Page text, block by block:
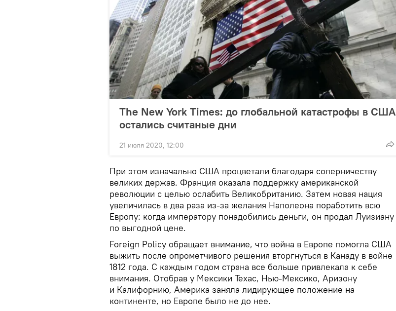
The New York Times: до глобальной катастрофы в США
остались считаные дни
21 июля 2020, 12:00
При этом изначально США процветали благодаря соперничеству
великих держав. Франция оказала поддержку американской
революции с целью ослабить Великобританию. Затем новая нация
увеличилась в два раза из-за желания Наполеона поработить всю
Европу: когда императору понадобились деньги, он продал Луизиану
по выгодной цене.
Foreign Policy обращает внимание, что война в Европе помогла США
выжить после опрометчивого решения вторгнуться в Канаду в войне
1812 года. С каждым годом страна все больше привлекала к себе
внимания. Отобрав у Мексики Техас, Нью-Мексико, Аризону
и Калифорнию, Америка заняла лидирующее положение на
континенте, но Европе было не до нее.